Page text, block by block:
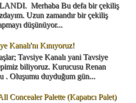
Merhaba Bu defa bir çekiliş
Uzun zamandır bir çekiliş
düşünüyor...
Kanalı'nı Kınıyoruz!
Tavsiye Kanalı yani Tavsiye
biliyoruz. Kurucusu Renan
. Oluşumu duyduğum gün...
Concealer Palette (Kapatıcı Palet)